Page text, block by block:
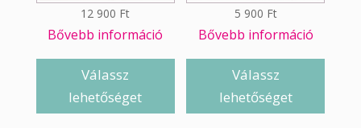
12 900 Ft
Bővebb információ
Válassz
lehetőséget
5 900 Ft
Bővebb információ
Válassz
lehetőséget